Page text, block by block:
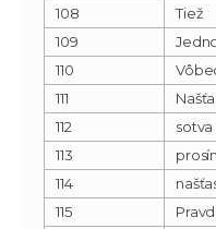
108
Tiež
109
110
111
112
sotva
113
114
115